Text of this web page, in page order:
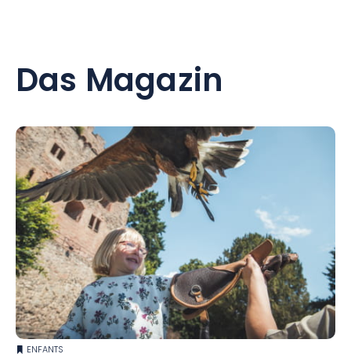
Das Magazin
ENFANTS